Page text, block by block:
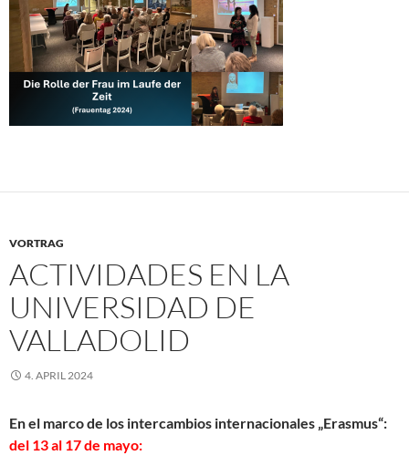
VORTRAG
ACTIVIDADES EN LA
UNIVERSIDAD DE
VALLADOLID
4. APRIL 2024
En el marco de los intercambios internacionales „Erasmus“:
del 13 al 17 de mayo: